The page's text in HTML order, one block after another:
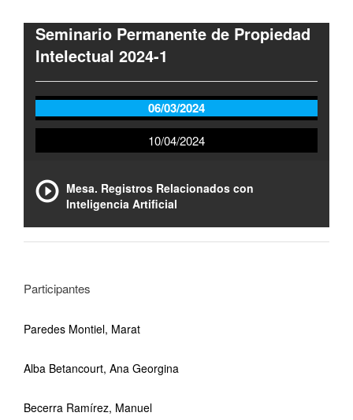
Seminario Permanente de Propiedad
Intelectual 2024-1
06/03/2024
10/04/2024
Mesa. Registros Relacionados con
Inteligencia Artificial
Participantes
Paredes Montiel, Marat
Alba Betancourt, Ana Georgina
Becerra Ramírez, Manuel